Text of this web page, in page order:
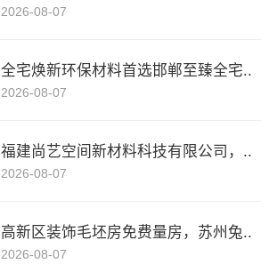
2026-08-07
全宅焕新环保材料首选邯郸至臻全宅..
2026-08-07
福建尚艺空间新材料科技有限公司，..
2026-08-07
高新区装饰毛坯房免费量房，苏州兔..
2026-08-07